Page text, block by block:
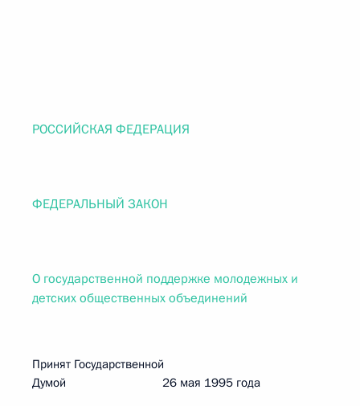
РОССИЙСКАЯ ФЕДЕРАЦИЯ
ФЕДЕРАЛЬНЫЙ ЗАКОН
О государственной поддержке молодежных и
детских общественных объединений
Принят Государственной
Думой 26 мая 1995 года